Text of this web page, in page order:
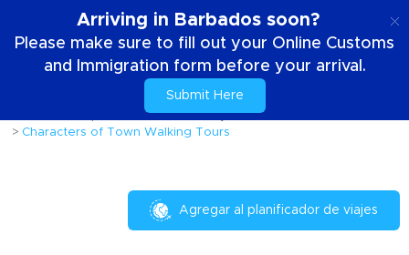
Arriving in Barbados soon?
Please make sure to fill out your Online Customs
and Immigration form before your arrival.
Submit Here
Cosas para hacer
Eventos y festivales
Characters of Town Walking Tours
Agregar al planificador de viajes